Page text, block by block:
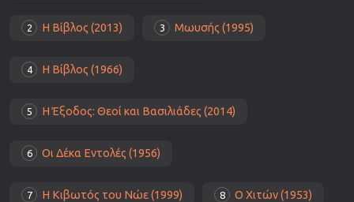
2 Η Βίβλος (2013) 3 Μωυσής (1995)
4 Η Βίβλος (1966)
5 Η Έξοδος: Θεοί και Βασιλιάδες (2014)
6 Οι Δέκα Εντολές (1956)
7 Η Κιβωτός του Νώε (1999) 8 Ο Χιτών (1953)